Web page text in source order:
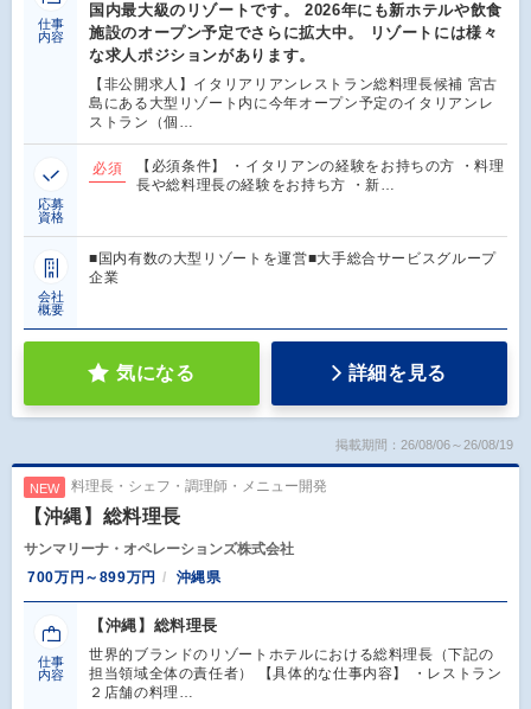
仕事
内容
国内最大級のリゾートです。 2026年にも新ホテルや飲食
施設のオープン予定でさらに拡大中。 リゾートには様々
な求人ポジションがあります。
【非公開求人】イタリアリアンレストラン総料理長候補 宮古
島にある大型リゾート内に今年オープン予定のイタリアンレ
ストラン（個…
応募
資格
必須
【必須条件】 ・イタリアンの経験をお持ちの方 ・料理
長や総料理長の経験をお持ち方 ・新…
会社
概要
■国内有数の大型リゾートを運営■大手総合サービスグループ
企業
気になる 詳細を見る
掲載期間：26/08/06～26/08/19
NEW 料理長・シェフ・調理師・メニュー開発
【沖縄】総料理長
サンマリーナ・オペレーションズ株式会社
700万円～899万円
沖縄県
仕事
内容
【沖縄】総料理長
世界的ブランドのリゾートホテルにおける総料理長（下記の
担当領域全体の責任者） 【具体的な仕事内容】 ・レストラン
２店舗の料理…